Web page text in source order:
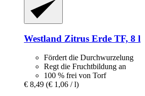
Westland Zitrus Erde TF, 8 l
Fördert die Durchwurzelung
Regt die Fruchtbildung an
100 % frei von Torf
€ 8,49 (€ 1,06 / l)